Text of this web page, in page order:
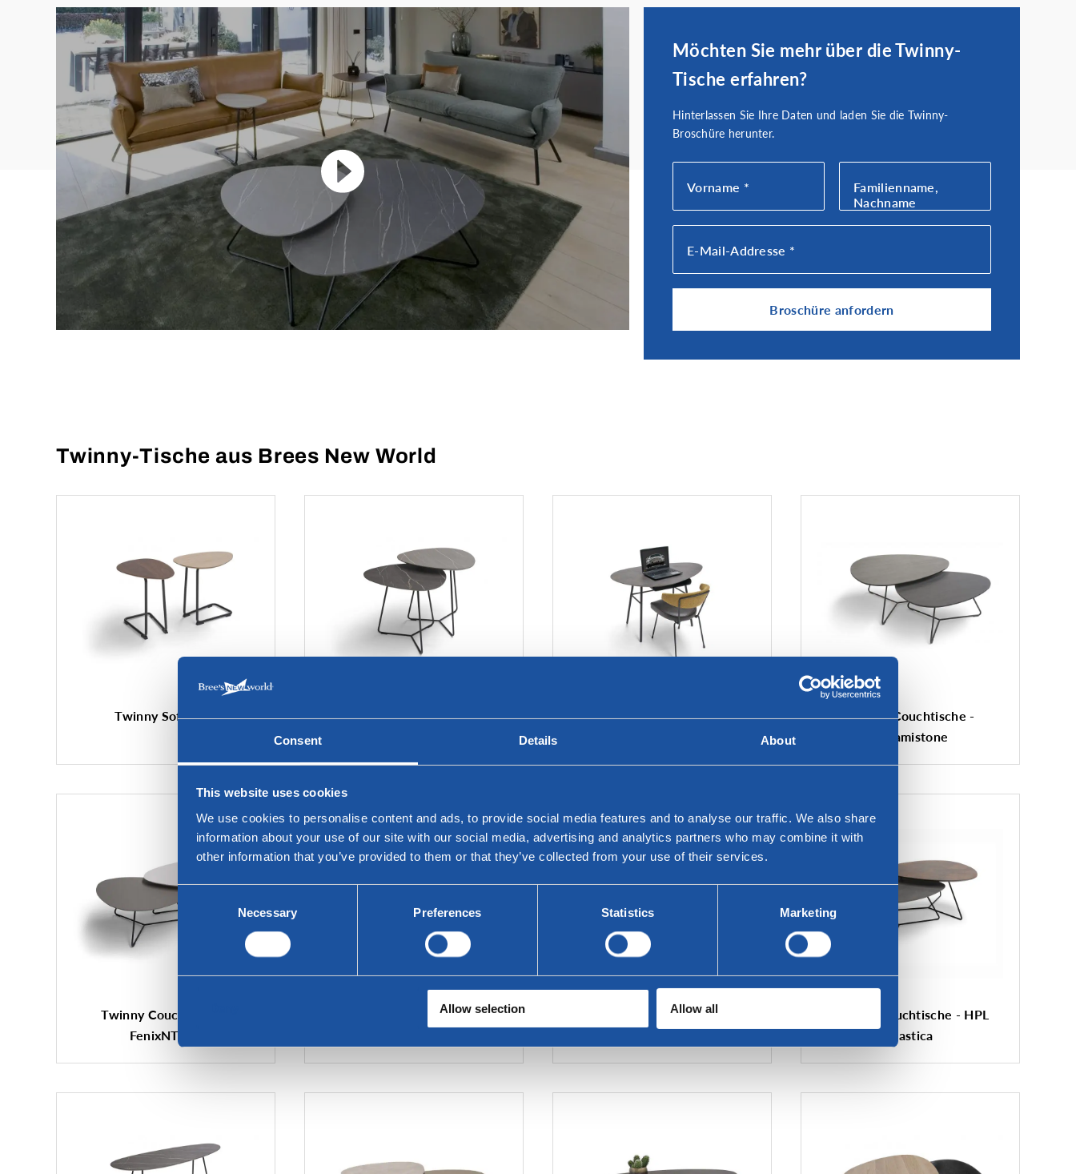
Consent Details About
This website uses cookies
We use cookies to personalise content and ads, to provide social media features and to analyse our traffic. We also share
information about your use of our site with our social media, advertising and analytics partners who may combine it with
other information that you’ve provided to them or that they’ve collected from your use of their services.
Consent
Selection
Necessary Preferences Statistics Marketing
Allow selection Allow all
Möchten Sie mehr über die Twinny-
Tische erfahren?
Hinterlassen Sie Ihre Daten und laden Sie die Twinny-
Broschüre herunter.
Vorname *
Familienname,
Nachname
E-Mail-Addresse *
Broschüre anfordern
Twinny-Tische aus Brees New World
Twinny Sofatisch Twinny - Ecktische Twinny Desk Schreibtisch
Twinny Couchtische -
Ceramistone
Twinny Couchtische -
FenixNTM®
Twinny Couchtische -
Twinny Couchtische - HPL Kér
Twinny Couchtische - HPL
Plastica